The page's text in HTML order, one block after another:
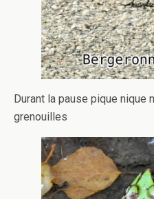
Durant la pause pique
grenouilles